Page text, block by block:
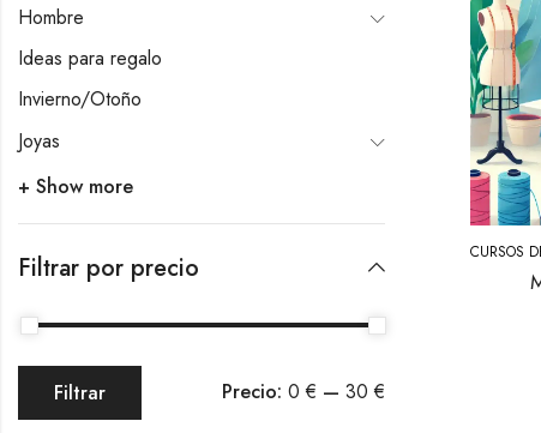
CURSOS
Hombre
Ideas para regalo
Invierno/Otoño
Joyas
+ Show more
Filtrar por precio
Filtrar Precio: 0 € — 30 €